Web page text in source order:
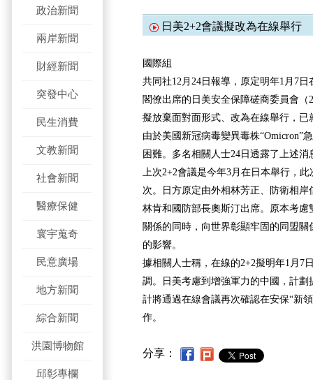
政治新聞
兩岸新聞
財經新聞
突發中心
民生消費
文教新聞
社會新聞
醫療保健
寰宇蒐奇
民意廣場
地方新聞
綜合新聞
洪園博物館
邱彰專欄
日美2+2會議擬改為在線舉行
國際組
共同社12月24日報導，原定明年1月7
閣僚出席的日美安全保障磋商委員會（
擬放棄面對面形式、改為在線舉行，已
由於美國新冠病毒變異毒株“Omicron”
困難。多名相關人士24日透露了上述消
上次2+2會議是今年3月在日本舉行，
次。日方原定由外相林芳正、防衛相
林肯和國防部長奧斯汀出席。原本考
關係的同時，向世界彰顯牢固的同盟
的影響。
據相關人士稱，在線的2+2擬明年1月7
調。日美考慮到增強軍力的中國，計
計將通過在線會議再次確認在安保“新
作。
分享：